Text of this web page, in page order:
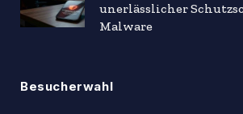
unerlässlicher
Malware
Besucherwahl